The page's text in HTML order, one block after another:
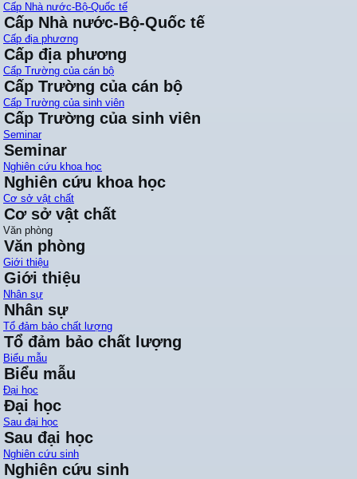
Cấp Nhà nước-Bộ-Quốc tế
Cấp Nhà nước-Bộ-Quốc tế
Cấp địa phương
Cấp địa phương
Cấp Trường của cán bộ
Cấp Trường của cán bộ
Cấp Trường của sinh viên
Cấp Trường của sinh viên
Seminar
Seminar
Nghiên cứu khoa học
Nghiên cứu khoa học
Cơ sở vật chất
Cơ sở vật chất
Văn phòng
Văn phòng
Giới thiệu
Giới thiệu
Nhân sự
Nhân sự
Tổ đảm bảo chất lượng
Tổ đảm bảo chất lượng
Biểu mẫu
Biểu mẫu
Đại học
Đại học
Sau đại học
Sau đại học
Nghiên cứu sinh
Nghiên cứu sinh